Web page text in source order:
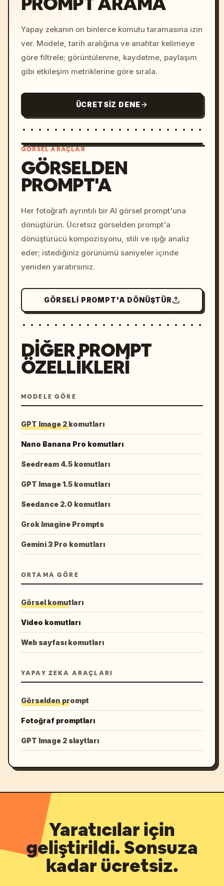
Yapay zekanın on binlerce komutu taramasına izin
ver. Modele, tarih aralığına ve anahtar kelimeye
göre filtrele; görüntülenme, kaydetme, paylaşım
gibi etkileşim metriklerine göre sırala.
ÜCRETSIZ DENE
colors, 8k --v 6.0
GÖRSEL ARAÇLAR
GÖRSELDEN
PROMPT'A
Her fotoğrafı ayrıntılı bir AI görsel prompt'una
dönüştürün. Ücretsiz görselden prompt'a
dönüştürücü kompozisyonu, stili ve ışığı analiz
eder; istediğiniz görünümü saniyeler içinde
yeniden yaratırsınız.
GÖRSELI PROMPT'A DÖNÜŞTÜR
DIĞER PROMPT
ÖZELLIKLERI
MODELE GÖRE
GPT Image 2 komutları
Nano Banana Pro komutları
Seedream 4.5 komutları
GPT Image 1.5 komutları
Seedance 2.0 komutları
Grok Imagine Prompts
Gemini 3 Pro komutları
ORTAMA GÖRE
Görsel komutları
Video komutları
Web sayfası komutları
YAPAY ZEKA ARAÇLARI
Görselden prompt
Fotoğraf promptları
GPT Image 2 slaytları
Yaratıcılar için
geliştirildi. Sonsuza
kadar ücretsiz.